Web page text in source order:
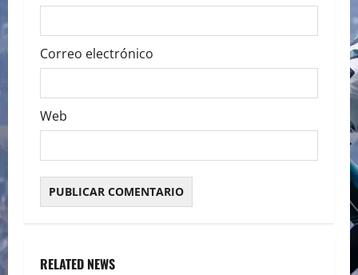
Correo electrónico
Web
RELATED NEWS